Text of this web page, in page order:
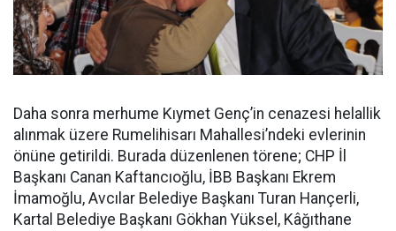
Daha sonra merhume Kıymet Genç’in cenazesi helallik
alınmak üzere Rumelihisarı Mahallesi’ndeki evlerinin
önüne getirildi. Burada düzenlenen törene; CHP İl
Başkanı Canan Kaftancıoğlu, İBB Başkanı Ekrem
İmamoğlu, Avcılar Belediye Başkanı Turan Hançerli,
Kartal Belediye Başkanı Gökhan Yüksel, Kâğıthane